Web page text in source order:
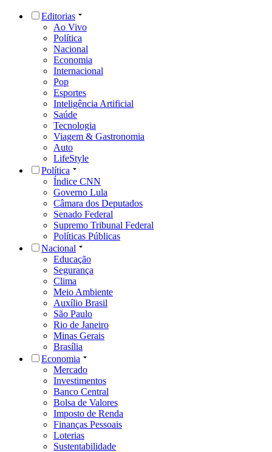
Editorias
Ao Vivo
Política
Nacional
Economia
Internacional
Pop
Esportes
Inteligência Artificial
Saúde
Tecnologia
Viagem & Gastronomia
Auto
LifeStyle
Política
Índice CNN
Governo Lula
Câmara dos Deputados
Senado Federal
Supremo Tribunal Federal
Políticas Públicas
Nacional
Educação
Segurança
Clima
Meio Ambiente
Auxílio Brasil
São Paulo
Rio de Janeiro
Minas Gerais
Brasília
Economia
Mercado
Investimentos
Banco Central
Bolsa de Valores
Imposto de Renda
Finanças Pessoais
Loterias
Sustentabilidade